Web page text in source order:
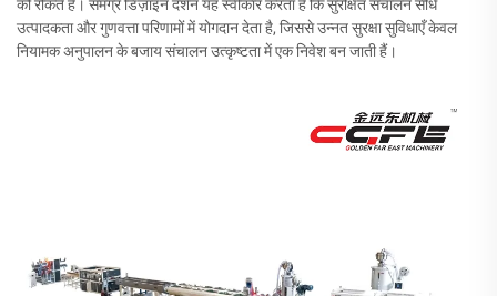
को रोकते हैं। समग्र डिज़ाइन दर्शन यह स्वीकार करता है कि सुरक्षित संचालन सीधे
उत्पादकता और गुणवत्ता परिणामों में योगदान देता है, जिससे उन्नत सुरक्षा सुविधाएँ केवल
नियामक अनुपालन के बजाय संचालन उत्कृष्टता में एक निवेश बन जाती हैं।